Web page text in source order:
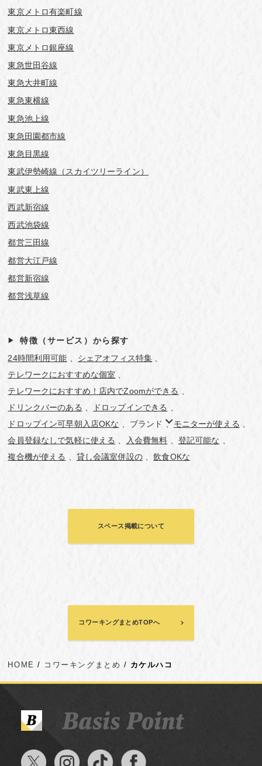
東京メトロ有楽町線
東京メトロ東西線
東京メトロ銀座線
東急世田谷線
東急大井町線
東急東横線
東急池上線
東急田園都市線
東急目黒線
東武伊勢崎線（スカイツリーライン）
東武東上線
西武新宿線
西武池袋線
都営三田線
都営大江戸線
都営新宿線
都営浅草線
特徴（サービス）から探す
24時間利用可能
シェアオフィス特集
テレワークにおすすめな個室
テレワークにおすすめ！店内でZoomができる
ドリンクバーのある
ドロップインできる
ドロップイン可早朝入店OKな
ブランド
モニターが使える
会員登録なしで気軽に使える
入会費無料
登記可能な
複合機が使える
貸し会議室併設の 飲食OKな
スペース掲載について
コワーキングまとめTOPへ
HOME コワーキングまとめ カケルハコ